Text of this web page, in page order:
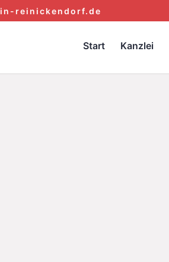
reinickendorf.de
Start Kanzlei